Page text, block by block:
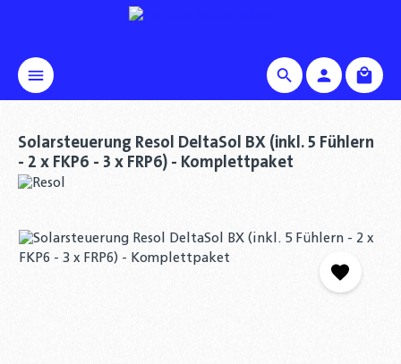
Solarsteuerung Resol DeltaSol BX (inkl. 5 Fühlern
- 2 x FKP6 - 3 x FRP6) - Komplettpaket
Bildergalerie überspringen